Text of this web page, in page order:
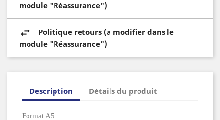
module "Réassurance")
Politique retours (à modifier dans le
module "Réassurance")
Description Détails du produit
Format A5